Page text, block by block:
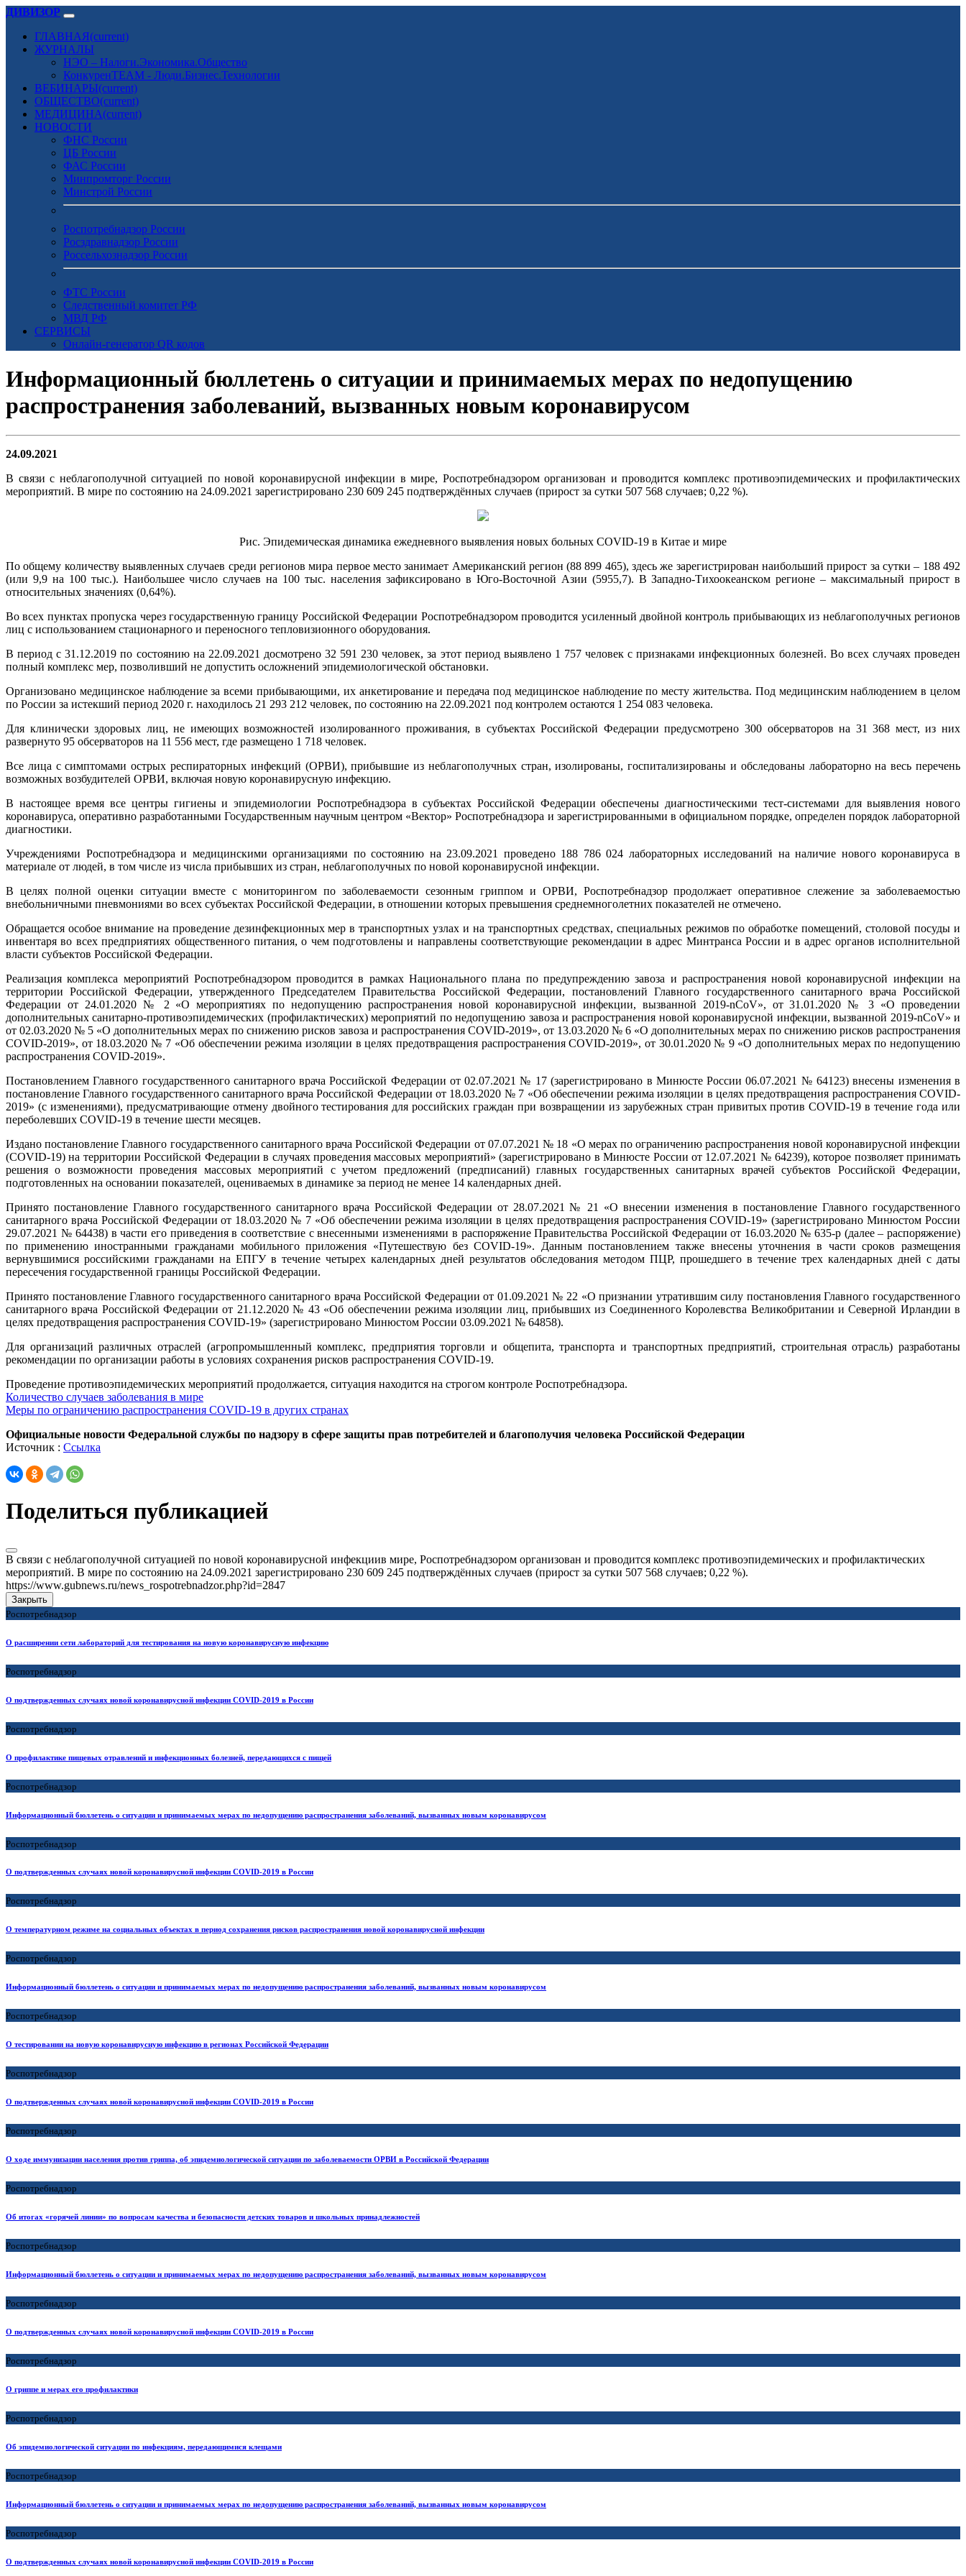
ДИВИЗОР
ГЛАВНАЯ(current)
ЖУРНАЛЫ
НЭО – Налоги.Экономика.Общество
КонкуренTEAM - Люди.Бизнес.Технологии
ВЕБИНАРЫ(current)
ОБЩЕСТВО(current)
МЕДИЦИНА(current)
НОВОСТИ
ФНС России
ЦБ России
ФАС России
Минпромторг России
Минстрой России
Роспотребнадзор России
Росздравнадзор России
Россельхознадзор России
ФТС России
Следственный комитет РФ
МВД РФ
СЕРВИСЫ
Онлайн-генератор QR кодов
Информационный бюллетень о ситуации и принимаемых мерах по недопущению
распространения заболеваний, вызванных новым коронавирусом
24.09.2021
В связи с неблагополучной ситуацией по новой коронавирусной инфекции в мире, Роспотребнадзором организован и проводится комплекс противоэпидемических и профилактических
мероприятий. В мире по состоянию на 24.09.2021 зарегистрировано 230 609 245 подтверждённых случаев (прирост за сутки 507 568 случаев; 0,22 %).
Рис. Эпидемическая динамика ежедневного выявления новых больных COVID-19 в Китае и мире
По общему количеству выявленных случаев среди регионов мира первое место занимает Американский регион (88 899 465), здесь же зарегистрирован наибольший прирост за сутки – 188 492
(или 9,9 на 100 тыс.). Наибольшее число случаев на 100 тыс. населения зафиксировано в Юго-Восточной Азии (5955,7). В Западно-Тихоокеанском регионе – максимальный прирост в
относительных значениях (0,64%).
Во всех пунктах пропуска через государственную границу Российской Федерации Роспотребнадзором проводится усиленный двойной контроль прибывающих из неблагополучных регионов
лиц с использованием стационарного и переносного тепловизионного оборудования.
В период с 31.12.2019 по состоянию на 22.09.2021 досмотрено 32 591 230 человек, за этот период выявлено 1 757 человек с признаками инфекционных болезней. Во всех случаях проведен
полный комплекс мер, позволивший не допустить осложнений эпидемиологической обстановки.
Организовано медицинское наблюдение за всеми прибывающими, их анкетирование и передача под медицинское наблюдение по месту жительства. Под медицинским наблюдением в целом
по России за истекший период 2020 г. находилось 21 293 212 человек, по состоянию на 22.09.2021 под контролем остаются 1 254 083 человека.
Для клинически здоровых лиц, не имеющих возможностей изолированного проживания, в субъектах Российской Федерации предусмотрено 300 обсерваторов на 31 368 мест, из них
развернуто 95 обсерваторов на 11 556 мест, где размещено 1 718 человек.
Все лица с симптомами острых респираторных инфекций (ОРВИ), прибывшие из неблагополучных стран, изолированы, госпитализированы и обследованы лабораторно на весь перечень
возможных возбудителей ОРВИ, включая новую коронавирусную инфекцию.
В настоящее время все центры гигиены и эпидемиологии Роспотребнадзора в субъектах Российской Федерации обеспечены диагностическими тест-системами для выявления нового
коронавируса, оперативно разработанными Государственным научным центром «Вектор» Роспотребнадзора и зарегистрированными в официальном порядке, определен порядок лабораторной
диагностики.
Учреждениями Роспотребнадзора и медицинскими организациями по состоянию на 23.09.2021 проведено 188 786 024 лабораторных исследований на наличие нового коронавируса в
материале от людей, в том числе из числа прибывших из стран, неблагополучных по новой коронавирусной инфекции.
В целях полной оценки ситуации вместе с мониторингом по заболеваемости сезонным гриппом и ОРВИ, Роспотребнадзор продолжает оперативное слежение за заболеваемостью
внебольничными пневмониями во всех субъектах Российской Федерации, в отношении которых превышения среднемноголетних показателей не отмечено.
Обращается особое внимание на проведение дезинфекционных мер в транспортных узлах и на транспортных средствах, специальных режимов по обработке помещений, столовой посуды и
инвентаря во всех предприятиях общественного питания, о чем подготовлены и направлены соответствующие рекомендации в адрес Минтранса России и в адрес органов исполнительной
власти субъектов Российской Федерации.
Реализация комплекса мероприятий Роспотребнадзором проводится в рамках Национального плана по предупреждению завоза и распространения новой коронавирусной инфекции на
территории Российской Федерации, утвержденного Председателем Правительства Российской Федерации, постановлений Главного государственного санитарного врача Российской
Федерации от 24.01.2020 № 2 «О мероприятиях по недопущению распространения новой коронавирусной инфекции, вызванной 2019-nCoV», от 31.01.2020 № 3 «О проведении
дополнительных санитарно-противоэпидемических (профилактических) мероприятий по недопущению завоза и распространения новой коронавирусной инфекции, вызванной 2019-nCoV» и
от 02.03.2020 № 5 «О дополнительных мерах по снижению рисков завоза и распространения COVID-2019», от 13.03.2020 № 6 «О дополнительных мерах по снижению рисков распространения
COVID-2019», от 18.03.2020 № 7 «Об обеспечении режима изоляции в целях предотвращения распространения COVID-2019», от 30.01.2020 № 9 «О дополнительных мерах по недопущению
распространения COVID-2019».
Постановлением Главного государственного санитарного врача Российской Федерации от 02.07.2021 № 17 (зарегистрировано в Минюсте России 06.07.2021 № 64123) внесены изменения в
постановление Главного государственного санитарного врача Российской Федерации от 18.03.2020 № 7 «Об обеспечении режима изоляции в целях предотвращения распространения COVID-
2019» (с изменениями), предусматривающие отмену двойного тестирования для российских граждан при возвращении из зарубежных стран привитых против COVID-19 в течение года или
переболевших COVID-19 в течение шести месяцев.
Издано постановление Главного государственного санитарного врача Российской Федерации от 07.07.2021 № 18 «О мерах по ограничению распространения новой коронавирусной инфекции
(COVID-19) на территории Российской Федерации в случаях проведения массовых мероприятий» (зарегистрировано в Минюсте России от 12.07.2021 № 64239), которое позволяет принимать
решения о возможности проведения массовых мероприятий с учетом предложений (предписаний) главных государственных санитарных врачей субъектов Российской Федерации,
подготовленных на основании показателей, оцениваемых в динамике за период не менее 14 календарных дней.
Принято постановление Главного государственного санитарного врача Российской Федерации от 28.07.2021 № 21 «О внесении изменения в постановление Главного государственного
санитарного врача Российской Федерации от 18.03.2020 № 7 «Об обеспечении режима изоляции в целях предотвращения распространения COVID-19» (зарегистрировано Минюстом России
29.07.2021 № 64438) в части его приведения в соответствие с внесенными изменениями в распоряжение Правительства Российской Федерации от 16.03.2020 № 635-р (далее – распоряжение)
по применению иностранными гражданами мобильного приложения «Путешествую без COVID-19». Данным постановлением также внесены уточнения в части сроков размещения
вернувшимися российскими гражданами на ЕПГУ в течение четырех календарных дней результатов обследования методом ПЦР, прошедшего в течение трех календарных дней с даты
пересечения государственной границы Российской Федерации.
Принято постановление Главного государственного санитарного врача Российской Федерации от 01.09.2021 № 22 «О признании утратившим силу постановления Главного государственного
санитарного врача Российской Федерации от 21.12.2020 № 43 «Об обеспечении режима изоляции лиц, прибывших из Соединенного Королевства Великобритании и Северной Ирландии в
целях предотвращения распространения COVID-19» (зарегистрировано Минюстом России 03.09.2021 № 64858).
Для организаций различных отраслей (агропромышленный комплекс, предприятия торговли и общепита, транспорта и транспортных предприятий, строительная отрасль) разработаны
рекомендации по организации работы в условиях сохранения рисков распространения COVID-19.
Проведение противоэпидемических мероприятий продолжается, ситуация находится на строгом контроле Роспотребнадзора.
Количество случаев заболевания в мире
Меры по ограничению распространения COVID-19 в других странах
Официальные новости Федеральной службы по надзору в сфере защиты прав потребителей и благополучия человека Российской Федерации
Источник : Ссылка
Поделиться публикацией
В связи с неблагополучной ситуацией по новой коронавирусной инфекциив мире, Роспотребнадзором организован и проводится комплекс противоэпидемических и профилактических
мероприятий. В мире по состоянию на 24.09.2021 зарегистрировано 230 609 245 подтверждённых случаев (прирост за сутки 507 568 случаев; 0,22 %).
https://www.gubnews.ru/news_rospotrebnadzor.php?id=2847
Закрыть
Роспотребнадзор
О расширении сети лабораторий для тестирования на новую коронавирусную инфекцию
Роспотребнадзор
О подтвержденных случаях новой коронавирусной инфекции COVID-2019 в России
Роспотребнадзор
О профилактике пищевых отравлений и инфекционных болезней, передающихся с пищей
Роспотребнадзор
Информационный бюллетень о ситуации и принимаемых мерах по недопущению распространения заболеваний, вызванных новым коронавирусом
Роспотребнадзор
О подтвержденных случаях новой коронавирусной инфекции COVID-2019 в России
Роспотребнадзор
О температурном режиме на социальных объектах в период сохранения рисков распространения новой коронавирусной инфекции
Роспотребнадзор
Информационный бюллетень о ситуации и принимаемых мерах по недопущению распространения заболеваний, вызванных новым коронавирусом
Роспотребнадзор
О тестировании на новую коронавирусную инфекцию в регионах Российской Федерации
Роспотребнадзор
О подтвержденных случаях новой коронавирусной инфекции COVID-2019 в России
Роспотребнадзор
О ходе иммунизации населения против гриппа, об эпидемиологической ситуации по заболеваемости ОРВИ в Российской Федерации
Роспотребнадзор
Об итогах «горячей линии» по вопросам качества и безопасности детских товаров и школьных принадлежностей
Роспотребнадзор
Информационный бюллетень о ситуации и принимаемых мерах по недопущению распространения заболеваний, вызванных новым коронавирусом
Роспотребнадзор
О подтвержденных случаях новой коронавирусной инфекции COVID-2019 в России
Роспотребнадзор
О гриппе и мерах его профилактики
Роспотребнадзор
Об эпидемиологической ситуации по инфекциям, передающимися клещами
Роспотребнадзор
Информационный бюллетень о ситуации и принимаемых мерах по недопущению распространения заболеваний, вызванных новым коронавирусом
Роспотребнадзор
О подтвержденных случаях новой коронавирусной инфекции COVID-2019 в России